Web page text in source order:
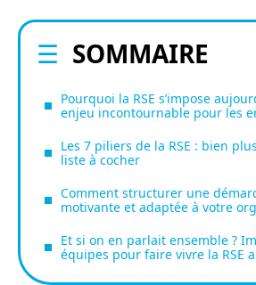
SOMMAIRE
Pourquoi la RSE s’impose
enjeu incontournable pour les
Les 7 piliers de la RSE : bien
liste à cocher
Comment structurer une
motivante et adaptée à votre
Et si on en parlait ensemble ?
équipes pour faire vivre la RSE